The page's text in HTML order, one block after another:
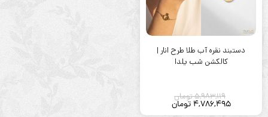
دستبند نقره آب طلا طرح انار |
کالکشن شب یلدا
5,983,119تومان
4,786,495 تومان